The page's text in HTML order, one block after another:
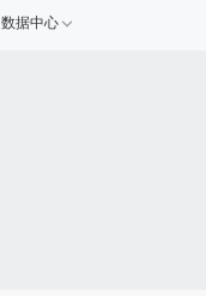
数据中心